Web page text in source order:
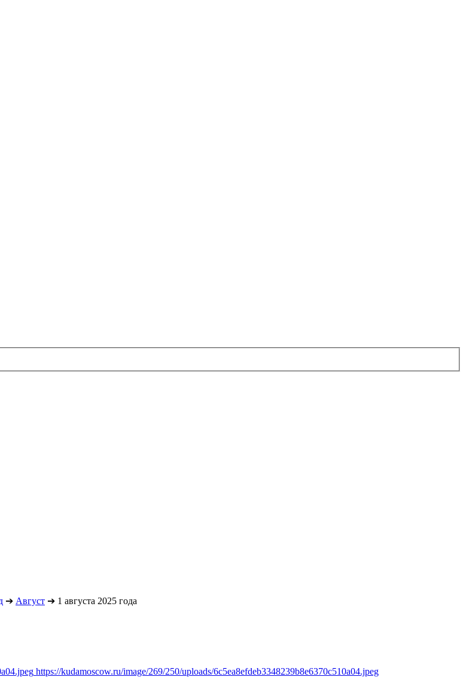
➔ Август ➔ 1 августа 2025 года
https://kudamoscow.ru/image/269/250/uploads/6c5ea8efdeb3348239b8e6370c510a04.jpeg